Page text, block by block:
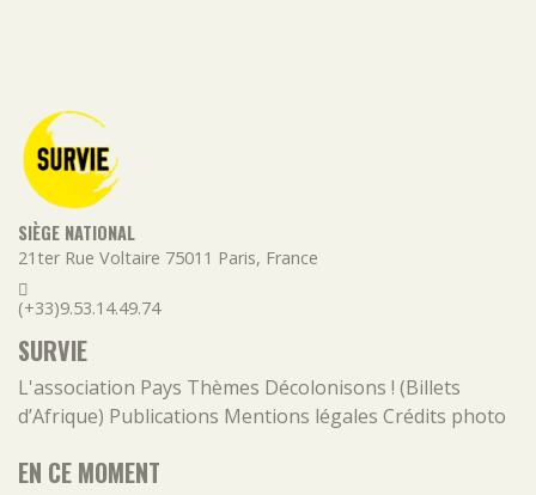
SIÈGE NATIONAL
21ter Rue Voltaire 75011 Paris, France
(+33)9.53.14.49.74
SURVIE
L'association Pays Thèmes Décolonisons ! (Billets
d’Afrique) Publications Mentions légales Crédits photo
EN CE MOMENT